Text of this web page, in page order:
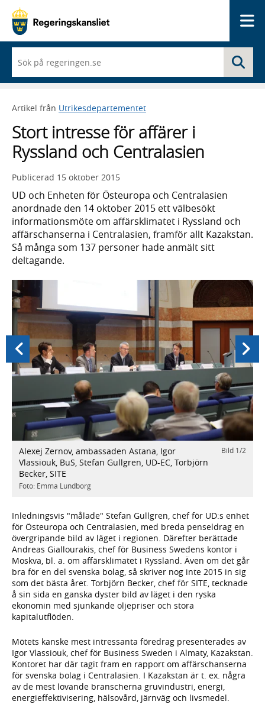
du
börjar
skriva
framträder
lista
med
sökförslag
Artikel från Utrikesdepartementet
Stort intresse för affärer i
Ryssland och Centralasien
Publicerad 15 oktober 2015
UD och Enheten för Östeuropa och Centralasien
anordnade den 14 oktober 2015 ett välbesökt
informationsmöte om affärsklimatet i Ryssland och
affärschanserna i Centralasien, framför allt Kazakstan.
Så många som 137 personer hade anmält sitt
deltagande.
Bild 1/2
Alexej Zernov, ambassaden Astana, Igor
Vlassiouk, BuS, Stefan Gullgren, UD-EC, Torbjörn
Becker, SITE
Foto: Emma Lundborg
Föregående Nästa
Inledningsvis "målade" Stefan Gullgren, chef för UD:s enhet
för Östeuropa och Centralasien, med breda penseldrag en
övergripande bild av läget i regionen. Därefter berättade
Andreas Giallourakis, chef för Business Swedens kontor i
Moskva, bl. a. om affärsklimatet i Ryssland. Även om det går
bra för en del svenska bolag, så skriver nog inte 2015 in sig
som det bästa året. Torbjörn Becker, chef för SITE, tecknade
å sin sida en ganska dyster bild av läget i den ryska
ekonomin med sjunkande oljepriser och stora
kapitalutflöden.
Mötets kanske mest intressanta föredrag presenterades av
Igor Vlassiouk, chef för Business Sweden i Almaty, Kazakstan.
Kontoret har där tagit fram en rapport om affärschanserna
för svenska bolag i Centralasien. I Kazakstan är t. ex. några
av de mest lovande branscherna gruvindustri, energi,
energieffektivisering, hälsovård, järnväg och livsmedel.